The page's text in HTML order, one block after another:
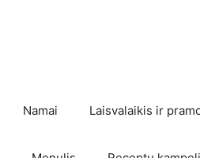
Namai Laisvalaikis ir